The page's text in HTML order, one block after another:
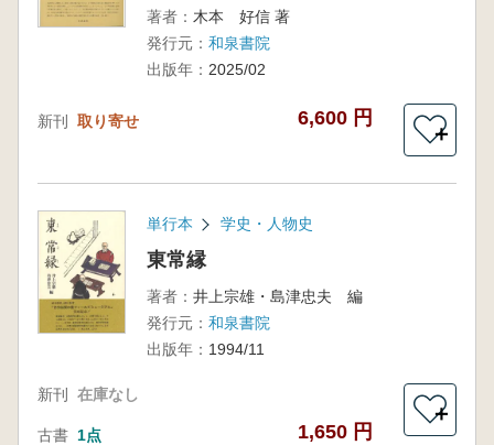
著者： 木本 好信 著
発行元： 和泉書院
出版年： 2025/02
新刊 取り寄せ 6,600 円
＋
単行本 学史・人物史
東常縁
著者： 井上宗雄・島津忠夫 編
発行元： 和泉書院
出版年： 1994/11
新刊 在庫なし
古書 1点 1,650 円
＋